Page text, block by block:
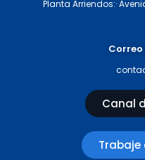
Planta Arriendos:·
Canal
Trabaje